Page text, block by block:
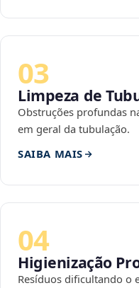
03
Limpeza de
Obstruções profundas
em geral da tubulação.
SAIBA MAIS
04
Higienização
Resíduos dificultando o